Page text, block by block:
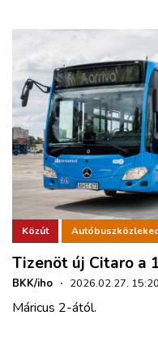
Közút
Tizenöt új Citaro a
BKK/iho · 2026.02.27. 15:20
Máricus 2-ától.